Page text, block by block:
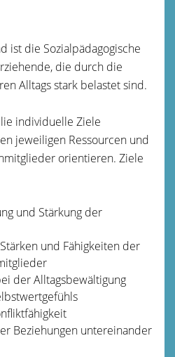
ist die Sozialpädagogische
die durch die
Alltags stark belastet sind.
individuelle Ziele
jeweiligen Ressourcen und
orientieren. Ziele
und Stärkung der
und Fähigkeiten der
der Alltagsbewältigung
Beziehungen untereinander